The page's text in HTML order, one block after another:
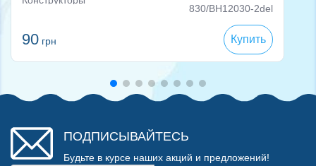
830/BH12030-2del
90 грн Купить
ПОДПИСЫВАЙТЕСЬ
Будьте в курсе наших акций и предложений!